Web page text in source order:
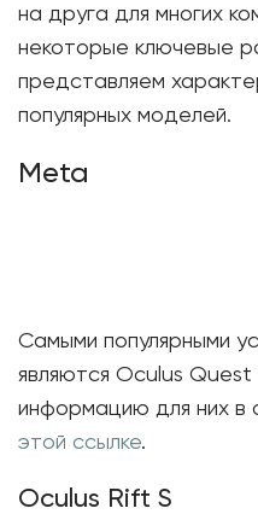
на друга для многих
некоторые ключевые
представляем
популярных моделей.
Meta
Самыми популярными
являются Oculus Quest
информацию для них в
этой ссылке.
Oculus Rift S